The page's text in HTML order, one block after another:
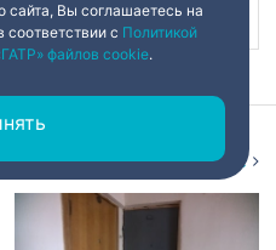
Ещё
сайта, Вы соглашаетесь на
соответствии с Политикой
файлов cookie.